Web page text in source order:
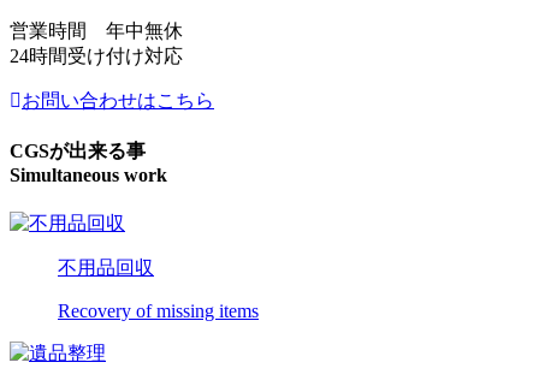
営業時間 年中無休
24時間受け付け対応
お問い合わせはこちら
CGSが出来る事
Simultaneous work
不用品回収
Recovery of missing items